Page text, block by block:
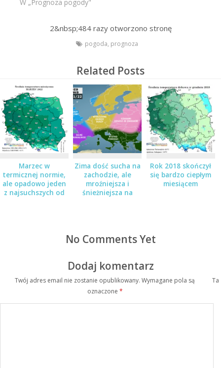
W „Prognoza pogody"
2&nbsp;484razy otworzono stronę
pogoda, prognoza
Related Posts
Marzec w
termicznej normie,
ale opadowo jeden
z najsuchszych od
Zima dość sucha na
zachodzie, ale
mroźniejsza i
śnieżniejsza na
Rok 2018 skończył
się bardzo ciepłym
miesiącem
No Comments Yet
Dodaj komentarz
Twój adres email nie zostanie opublikowany. Wymagane pola są
oznaczone *
Ta